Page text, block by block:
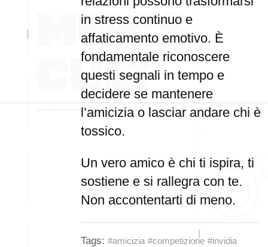
in stress continuo e
affaticamento emotivo. È
fondamentale riconoscere
questi segnali in tempo e
decidere se mantenere
l’amicizia o lasciar andare chi è
tossico.
Un vero amico è chi ti ispira, ti
sostiene e si rallegra con te.
Non accontentarti di meno.
Tags: #amicizia #competizione #invidia